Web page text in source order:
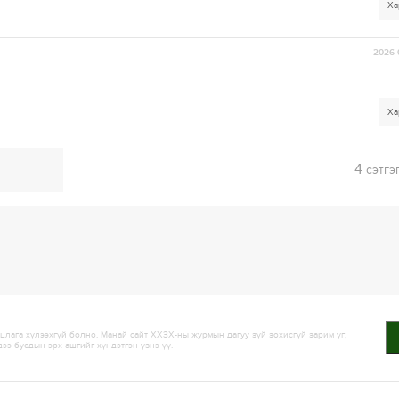
2026-
4
хүлээхгүй болно. Манай сайт ХХЗХ-ны журмын дагуу зүй зохисгүй зарим үг,
бусдын эрх ашгийг хүндэтгэн үзнэ үү.